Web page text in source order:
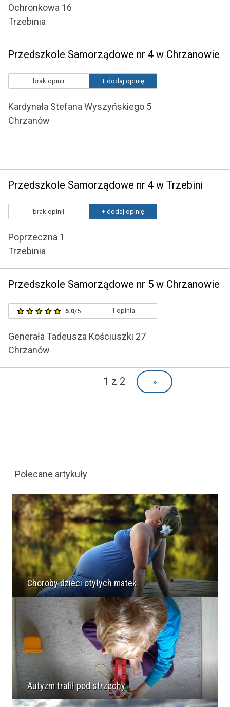
Ochronkowa 16
Trzebinia
Przedszkole Samorządowe nr 4 w Chrzanowie
brak opinii + dodaj opinię
Kardynała Stefana Wyszyńskiego 5
Chrzanów
Przedszkole Samorządowe nr 4 w Trzebini
brak opinii + dodaj opinię
Poprzeczna 1
Trzebinia
Przedszkole Samorządowe nr 5 w Chrzanowie
5.0/5 1 opinia
Generała Tadeusza Kościuszki 27
Chrzanów
1 z 2 »
Polecane artykuły
Choroby dzieci otyłych matek
Autyzm trafił pod strzechy